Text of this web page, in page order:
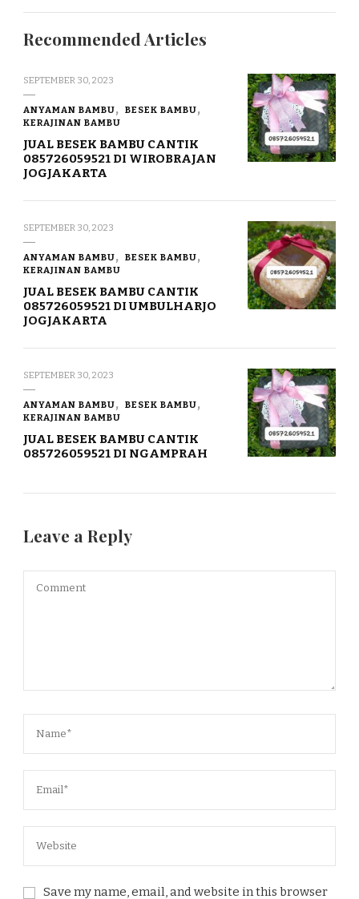
Recommended Articles
SEPTEMBER 30, 2023
ANYAMAN BAMBU
BESEK BAMBU
KERAJINAN BAMBU
JUAL BESEK BAMBU CANTIK
085726059521 DI WIROBRAJAN
JOGJAKARTA
SEPTEMBER 30, 2023
ANYAMAN BAMBU
BESEK BAMBU
KERAJINAN BAMBU
JUAL BESEK BAMBU CANTIK
085726059521 DI UMBULHARJO
JOGJAKARTA
SEPTEMBER 30, 2023
ANYAMAN BAMBU
BESEK BAMBU
KERAJINAN BAMBU
JUAL BESEK BAMBU CANTIK
085726059521 DI NGAMPRAH
Leave a Reply
Save my name, email, and website in this browser